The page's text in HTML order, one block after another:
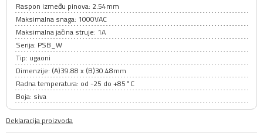
Raspon između pinova: 2.54mm
Maksimalna snaga: 1000VAC
Maksimalna jačina struje: 1A
Serija: PSB_W
Tip: ugaoni
Dimenzije: (A)39.88 x (B)30.48mm
Radna temperatura: od -25 do +85°C
Boja: siva
Deklaracija proizvoda